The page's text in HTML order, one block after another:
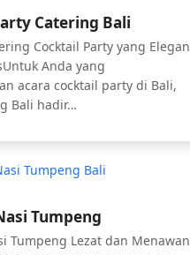
Catering Bali
Cocktail Party yang Elegan
Anda yang
acara cocktail party di Bali,
Bali hadir…
Tumpeng
Tumpeng Lezat dan Menawan